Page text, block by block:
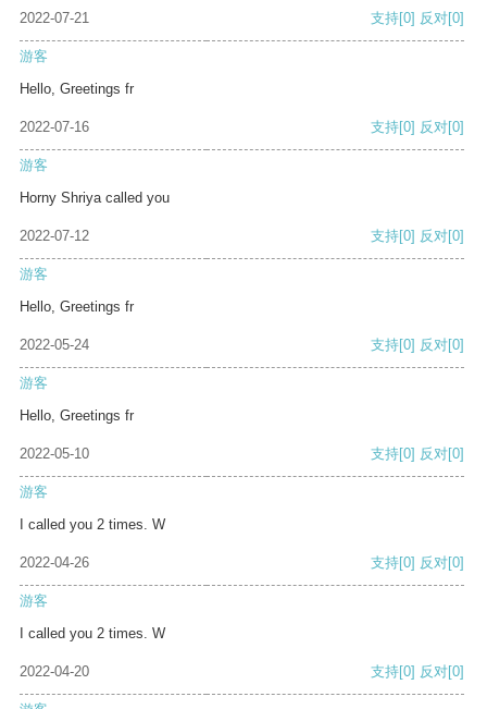
2022-07-21 支持[0] 反对[0]
游客
Hello, Greetings fr
2022-07-16 支持[0] 反对[0]
游客
Horny Shriya called you
2022-07-12 支持[0] 反对[0]
游客
Hello, Greetings fr
2022-05-24 支持[0] 反对[0]
游客
Hello, Greetings fr
2022-05-10 支持[0] 反对[0]
游客
I called you 2 times. W
2022-04-26 支持[0] 反对[0]
游客
I called you 2 times. W
2022-04-20 支持[0] 反对[0]